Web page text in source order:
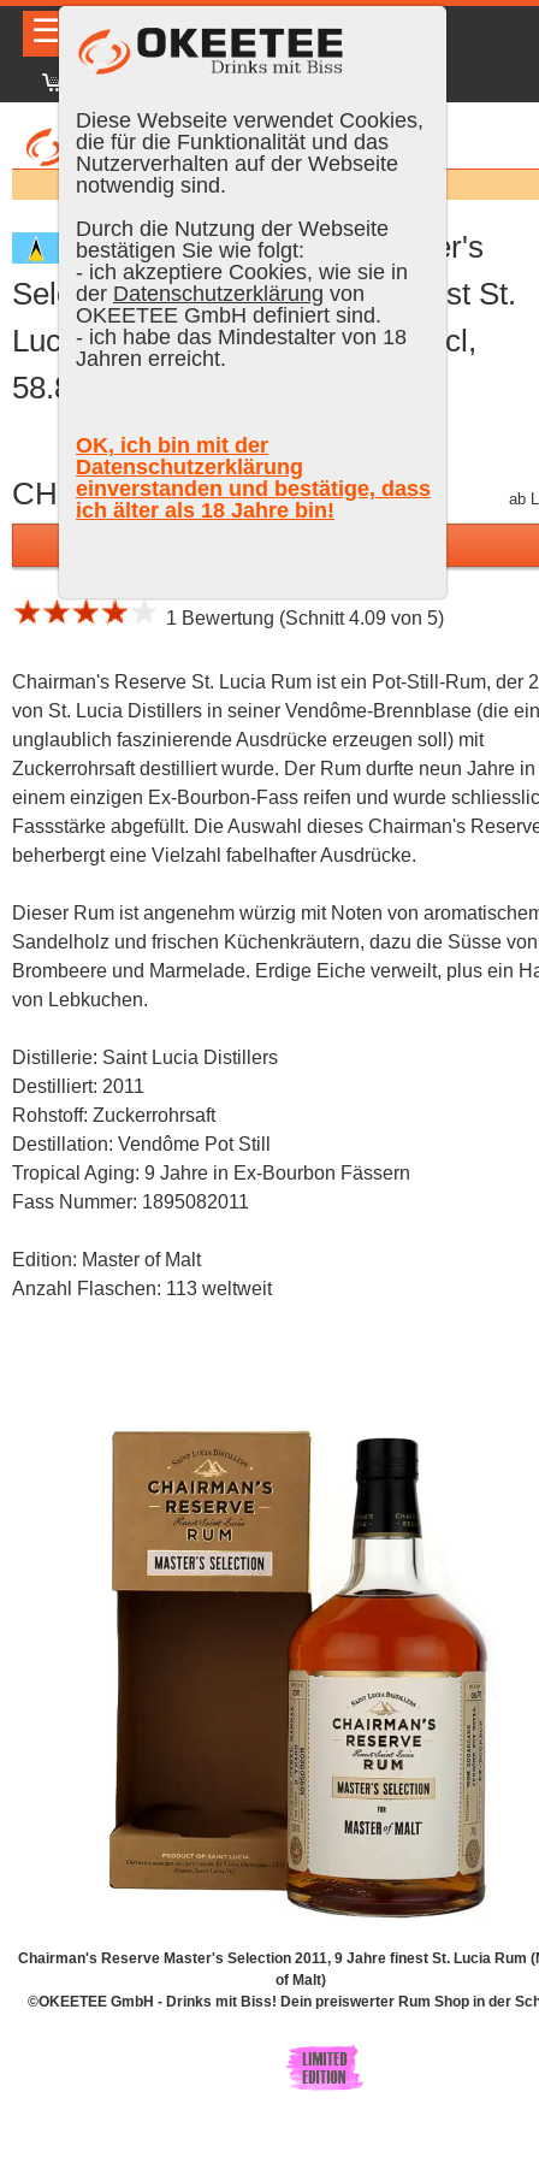
☰ DE FR EN|Anmelden
Suchen:
Chairman's Reserve Master's
Selection 2011, 9 Years Old finest St.
Lucia Rum (Master of Malt), 70 cl,
58.8 % Vol.
CHF 199.00 inkl. MWST, gratis Versand ab
1 Bewertung (Schnitt 4.09 von 5)
Chairman's Reserve St. Lucia Rum ist ein Pot-Still-Rum, der
von St. Lucia Distillers in seiner Vendôme-Brennblase (die
unglaublich faszinierende Ausdrücke erzeugen soll) mit
Zuckerrohrsaft destilliert wurde. Der Rum durfte neun Jahre in
einem einzigen Ex-Bourbon-Fass reifen und wurde
Fassstärke abgefüllt. Die Auswahl dieses Chairman's
beherbergt eine Vielzahl fabelhafter Ausdrücke.
Dieser Rum ist angenehm würzig mit Noten von
Sandelholz und frischen Küchenkräutern, dazu die Süsse von
Brombeere und Marmelade. Erdige Eiche verweilt, plus ein
von Lebkuchen.
Distillerie: Saint Lucia Distillers
Destilliert: 2011
Rohstoff: Zuckerrohrsaft
Destillation: Vendôme Pot Still
Tropical Aging: 9 Jahre in Ex-Bourbon Fässern
Fass Nummer: 1895082011
Edition: Master of Malt
Anzahl Flaschen: 113 weltweit
Chairman's Reserve Master's Selection 2011, 9 Jahre finest St. Lucia Rum
of Malt)
©OKEETEE GmbH - Drinks mit Biss! Dein preiswerter Rum Shop in der
Diese Webseite verwendet Cookies,
die für die Funktionalität und das
Nutzerverhalten auf der Webseite
notwendig sind.
Durch die Nutzung der Webseite
bestätigen Sie wie folgt:
- ich akzeptiere Cookies, wie sie in
der Datenschutzerklärung von
OKEETEE GmbH definiert sind.
- ich habe das Mindestalter von 18
Jahren erreicht.
OK, ich bin mit der
Datenschutzerklärung
einverstanden und bestätige, dass
ich älter als 18 Jahre bin!